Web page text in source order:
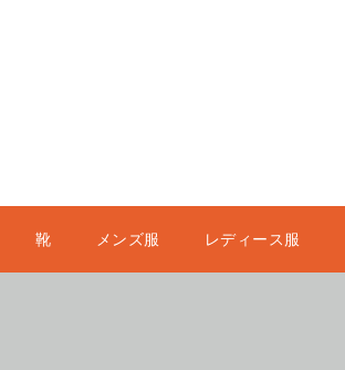
靴 メンズ服 レディース服